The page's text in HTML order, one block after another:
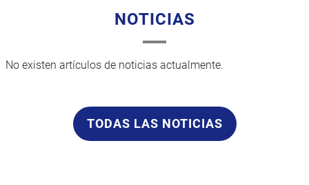
NOTICIAS
No existen artículos de noticias actualmente.
TODAS LAS NOTICIAS